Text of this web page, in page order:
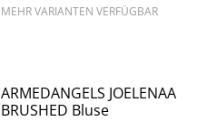
MEHR VARIANTEN VERFÜGBAR
ARMEDANGELS JOELENAA
BRUSHED Bluse